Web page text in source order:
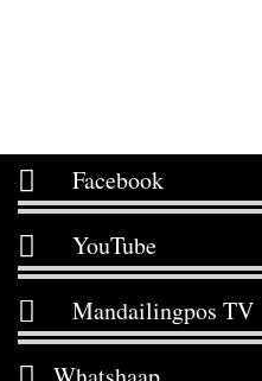
Facebook
YouTube
Mandailingpos TV